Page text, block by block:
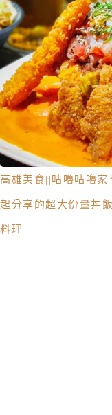
高雄美食||咕嚕咕嚕
起分享的超大份量丼
料理